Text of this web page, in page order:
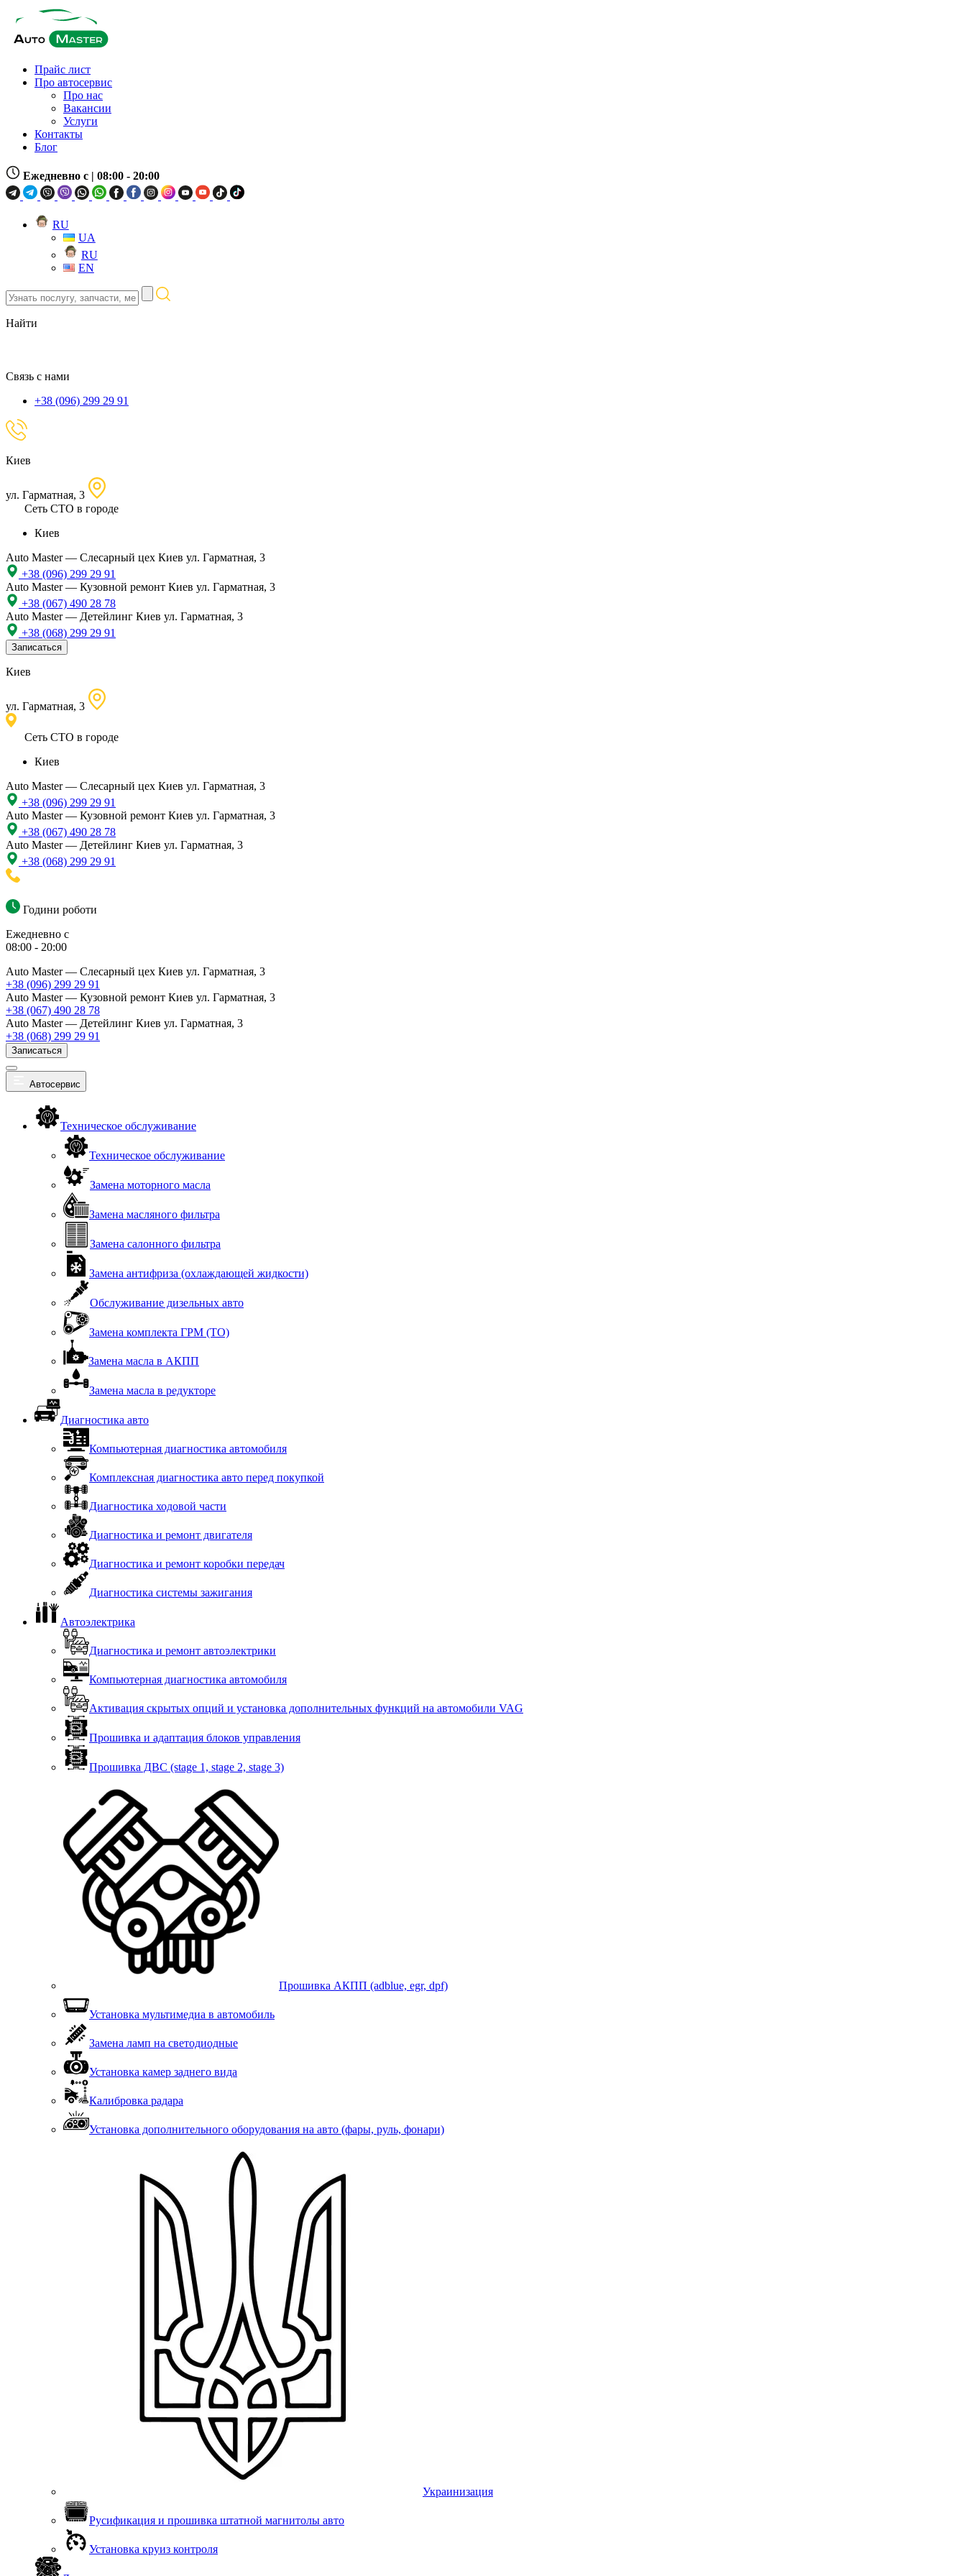
Прайс лист
Про автосервис
Про нас
Вакансии
Услуги
Контакты
Блог
Ежедневно с | 08:00 - 20:00
RU
UA
RU
EN
Узнать
послугу,
запчасти,
местоположение
Найти
Связь с нами
+38 (096) 299 29 91
Киев
ул. Гарматная, 3
Сеть СТО в городе
Киев
Auto Master — Слесарный цех Киев ул. Гарматная, 3
+38 (096) 299 29 91
Auto Master — Кузовной ремонт Киев ул. Гарматная, 3
+38 (067) 490 28 78
Auto Master — Детейлинг Киев ул. Гарматная, 3
+38 (068) 299 29 91
Записаться
Киев
ул. Гарматная, 3
Сеть СТО в городе
Киев
Auto Master — Слесарный цех Киев ул. Гарматная, 3
+38 (096) 299 29 91
Auto Master — Кузовной ремонт Киев ул. Гарматная, 3
+38 (067) 490 28 78
Auto Master — Детейлинг Киев ул. Гарматная, 3
+38 (068) 299 29 91
Години роботи
Ежедневно с
08:00 - 20:00
Auto Master — Слесарный цех Киев ул. Гарматная, 3
+38 (096) 299 29 91
Auto Master — Кузовной ремонт Киев ул. Гарматная, 3
+38 (067) 490 28 78
Auto Master — Детейлинг Киев ул. Гарматная, 3
+38 (068) 299 29 91
Записаться
Автосервис
Техническое обслуживание
Техническое обслуживание
Замена моторного масла
Замена масляного фильтра
Замена салонного фильтра
Замена антифриза (охлаждающей жидкости)
Обслуживание дизельных авто
Замена комплекта ГРМ (ТО)
Замена масла в АКПП
Замена масла в редукторе
Диагностика авто
Компьютерная диагностика автомобиля
Комплексная диагностика авто перед покупкой
Диагностика ходовой части
Диагностика и ремонт двигателя
Диагностика и ремонт коробки передач
Диагностика системы зажигания
Автоэлектрика
Диагностика и ремонт автоэлектрики
Компьютерная диагностика автомобиля
Активация скрытых опций и установка дополнительных функций на автомобили VAG
Прошивка и адаптация блоков управления
Прошивка ДВС (stage 1, stage 2, stage 3)
Прошивка АКПП (adblue, egr, dpf)
Установка мультимедиа в автомобиль
Замена ламп на светодиодные
Установка камер заднего вида
Калибровка радара
Установка дополнительного оборудования на авто (фары, руль, фонари)
Украинизация
Русификация и прошивка штатной магнитолы авто
Установка круиз контроля